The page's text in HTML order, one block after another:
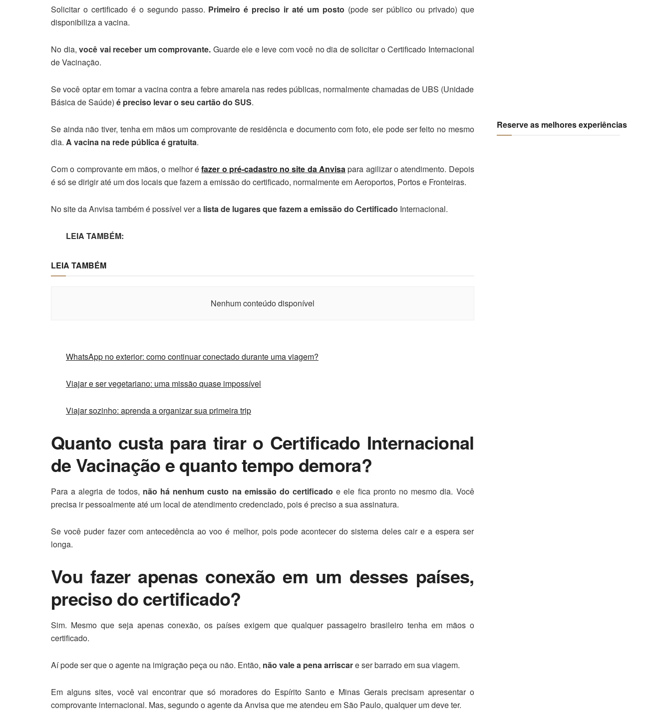
Solicitar o certificado é o segundo passo. Primeiro é preciso ir até um posto (pode ser público ou privado) que
disponibiliza a vacina.
No dia, você vai receber um comprovante. Guarde ele e leve com você no dia de solicitar o Certificado Internacional
de Vacinação.
Se você optar em tomar a vacina contra a febre amarela nas redes públicas, normalmente chamadas de UBS (Unidade
Básica de Saúde) é preciso levar o seu cartão do SUS.
Se ainda não tiver, tenha em mãos um comprovante de residência e documento com foto, ele pode ser feito no mesmo
dia. A vacina na rede pública é gratuita.
Com o comprovante em mãos, o melhor éfazer o pré-cadastro no site da Anvisapara agilizar o atendimento. Depois
é só se dirigir até um dos locais que fazem a emissão do certificado, normalmente em Aeroportos, Portos e Fronteiras.
No site da Anvisa também é possível ver a lista de lugares que fazem a emissão do Certificado Internacional.
LEIA TAMBÉM:
LEIA TAMBÉM
Nenhum conteúdo disponível
WhatsApp no exterior: como continuar conectado durante uma viagem?
Viajar e ser vegetariano: uma missão quase impossível
Viajar sozinho: aprenda a organizar sua primeira trip
Quanto custa para tirar o Certificado Internacional
de Vacinação e quanto tempo demora?
Para a alegria de todos, não há nenhum custo na emissão do certificado e ele fica pronto no mesmo dia. Você
precisa ir pessoalmente até um local de atendimento credenciado, pois é preciso a sua assinatura.
Se você puder fazer com antecedência ao voo é melhor, pois pode acontecer do sistema deles cair e a espera ser
longa.
Vou fazer apenas conexão em um desses países,
preciso do certificado?
Sim. Mesmo que seja apenas conexão, os países exigem que qualquer passageiro brasileiro tenha em mãos o
certificado.
Aí pode ser que o agente na imigração peça ou não. Então, não vale a pena arriscare ser barrado em sua viagem.
Em alguns sites, você vai encontrar que só moradores do Espírito Santo e Minas Gerais precisam apresentar o
comprovante internacional. Mas, segundo o agente da Anvisa que me atendeu em São Paulo, qualquer um deve ter.
Reserve as melhores experiências